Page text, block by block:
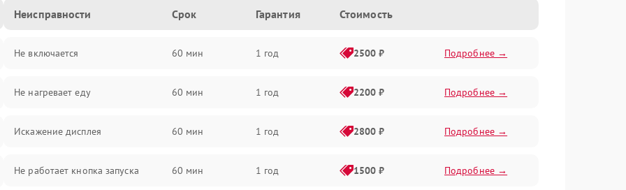
Неисправности Срок Гарантия Стоимость
Не включается 60 мин 1 год 2500 ₽ Подробнее →
Не нагревает еду 60 мин 1 год 2200 ₽ Подробнее →
Искажение дисплея 60 мин 1 год 2800 ₽ Подробнее →
Не работает кнопка запуска 60 мин 1 год 1500 ₽ Подробнее →